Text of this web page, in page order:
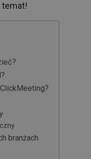
temat!
branżach